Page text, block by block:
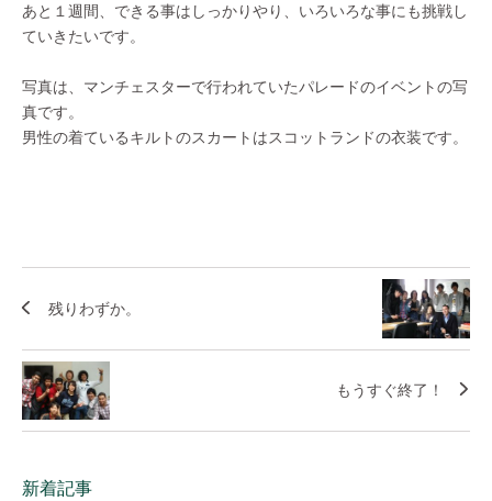
あと１週間、できる事はしっかりやり、いろいろな事にも挑戦し
ていきたいです。
写真は、マンチェスターで行われていたパレードのイベントの写
真です。
男性の着ているキルトのスカートはスコットランドの衣装です。
残りわずか。
もうすぐ終了！
新着記事